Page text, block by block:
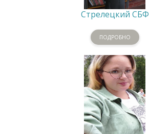
Стрелецкий СБФ
ПОДРОБНО